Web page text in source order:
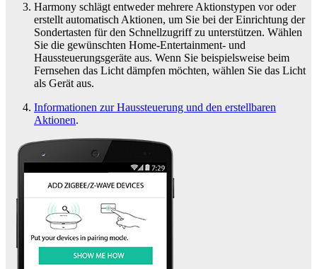
Harmony schlägt entweder mehrere Aktionstypen vor oder
erstellt automatisch Aktionen, um Sie bei der Einrichtung der
Sondertasten für den Schnellzugriff zu unterstützen. Wählen
Sie die gewünschten Home-Entertainment- und
Haussteuerungsgeräte aus. Wenn Sie beispielsweise beim
Fernsehen das Licht dämpfen möchten, wählen Sie das Licht
als Gerät aus.
Informationen zur Haussteuerung und den erstellbaren
Aktionen.